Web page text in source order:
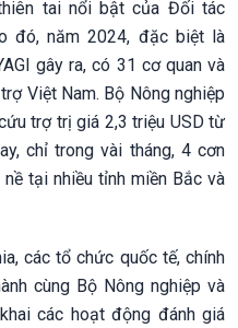
tai nổi bật của Đối tác
đó, năm 2024, đặc biệt là
gây ra, có 31 cơ quan và
Việt Nam. Bộ Nông nghiệp
trợ trị giá 2,3 triệu USD từ
chỉ trong vài tháng, 4 cơn
tại nhiều tỉnh miền Bắc và
các tổ chức quốc tế, chính
cùng Bộ Nông nghiệp và
các hoạt động đánh giá